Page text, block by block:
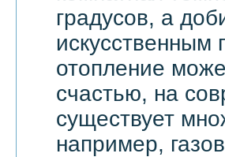
градусов, а
искусственным
отопление
счастью, на
существует
например,